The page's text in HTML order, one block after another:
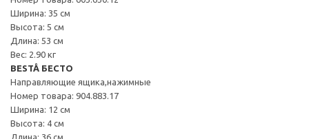
Ширина: 35 см
Высота: 5 см
Длина: 53 см
Вес: 2.90 кг
BESTÅ БЕСТО
Направляющие ящика,нажимные
Номер товара: 904.883.17
Ширина: 12 см
Высота: 4 см
Длина: 36 см